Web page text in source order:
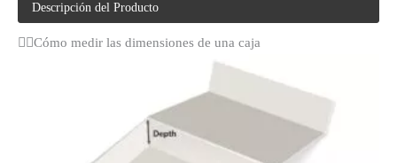
Descripción del Producto
Cómo medir las dimensiones de una caja